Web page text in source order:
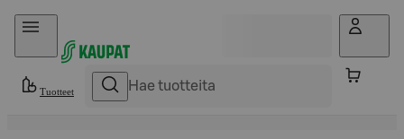
Hyppää sisältöön
Tuotteet